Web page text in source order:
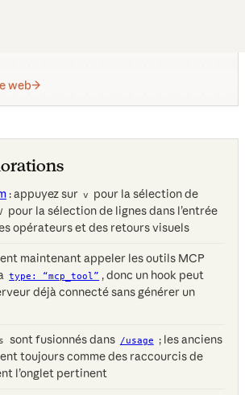
web
: appuyez sur v
pour la sélection de
pour la sélection de lignes dans l’entrée
opérateurs et des retours visuels
maintenant appeler les outils MCP
type: “mcp_tool” , donc un hook peut
déjà connecté sans générer un
sont fusionnés dans /usage
; les anciens
toujours comme des raccourcis de
l’onglet pertinent